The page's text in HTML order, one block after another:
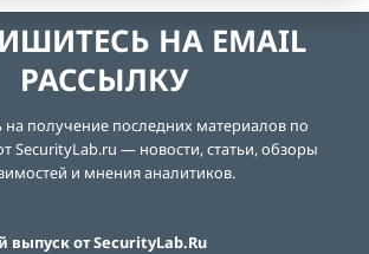
НА EMAIL
РАССЫЛКУ
получение последних материалов по
SecurityLab.ru — новости, статьи, обзоры
и мнения аналитиков.
выпуск от SecurityLab.Ru